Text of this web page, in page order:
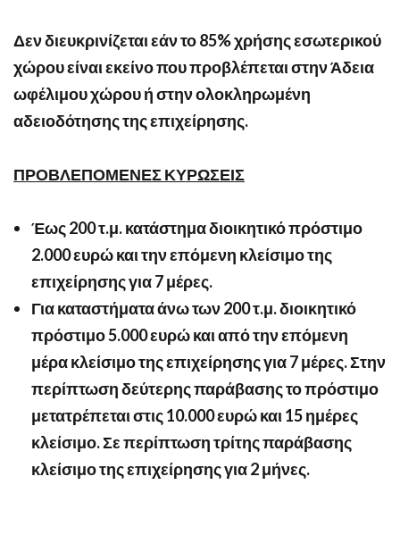
Δεν διευκρινίζεται εάν το 85% χρήσης εσωτερικού
χώρου είναι εκείνο που προβλέπεται στην Άδεια
ωφέλιμου χώρου ή στην ολοκληρωμένη
αδειοδότησης της επιχείρησης.
ΠΡΟΒΛΕΠΟΜΕΝΕΣ ΚΥΡΩΣΕΙΣ
Έως 200 τ.μ. κατάστημα διοικητικό πρόστιμο
2.000 ευρώ και την επόμενη κλείσιμο της
επιχείρησης για 7 μέρες.
Για καταστήματα άνω των 200 τ.μ. διοικητικό
πρόστιμο 5.000 ευρώ και από την επόμενη
μέρα κλείσιμο της επιχείρησης για 7 μέρες. Στην
περίπτωση δεύτερης παράβασης το πρόστιμο
μετατρέπεται στις 10.000 ευρώ και 15 ημέρες
κλείσιμο. Σε περίπτωση τρίτης παράβασης
κλείσιμο της επιχείρησης για 2 μήνες.